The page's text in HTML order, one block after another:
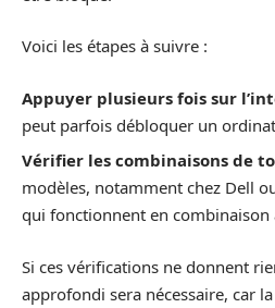
Voici les étapes à suivre :
Appuyer plusieurs fois sur
peut parfois débloquer un
Vérifier les combinaisons de
modèles, notamment chez Dell
qui fonctionnent en combinaison
Si ces vérifications ne donnent
approfondi sera nécessaire, car